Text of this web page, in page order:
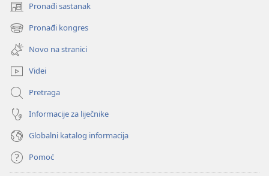
Pronađi sastanak
(otvara
se
novi
prozor)
Pronađi kongres
(otvara
se
novi
prozor)
Novo na stranici
Videi
Pretraga
Informacije za liječnike
Globalni katalog informacija
Pomoć